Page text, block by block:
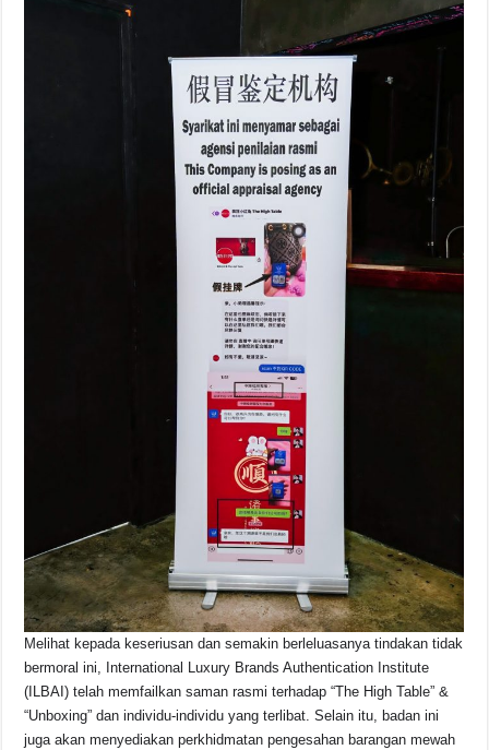
Melihat kepada keseriusan dan semakin berleluasanya tindakan tidak
bermoral ini, International Luxury Brands Authentication Institute
(ILBAI) telah memfailkan saman rasmi terhadap “The High Table” &
“Unboxing” dan individu-individu yang terlibat. Selain itu, badan ini
juga akan menyediakan perkhidmatan pengesahan barangan mewah